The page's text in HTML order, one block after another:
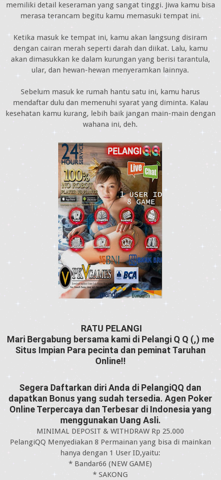
memiliki detail keseraman yang sangat tinggi. Jiwa kamu bisa
merasa terancam begitu kamu memasuki tempat ini.
Ketika masuk ke tempat ini, kamu akan langsung disiram
dengan cairan merah seperti darah dan diikat. Lalu, kamu
akan dimasukkan ke dalam kurungan yang berisi tarantula,
ular, dan hewan-hewan menyeramkan lainnya.
Sebelum masuk ke rumah hantu satu ini, kamu harus
mendaftar dulu dan memenuhi syarat yang diminta. Kalau
kesehatan kamu kurang, lebih baik jangan main-main dengan
wahana ini, deh.
♦ RATU PELANGI ♦
Mari Bergabung bersama kami di Pelangi Q Q (,) me
Situs Impian Para pecinta dan peminat Taruhan
Online!!
Segera Daftarkan diri Anda di PelangiQQ dan
dapatkan Bonus yang sudah tersedia. Agen Poker
Online Terpercaya dan Terbesar di Indonesia yang
menggunakan Uang Asli.
MINIMAL DEPOSIT & WITHDRAW Rp 25.000
PelangiQQ Menyediakan 8 Permainan yang bisa di mainkan
hanya dengan 1 User ID,yaitu:
* Bandar66 (NEW GAME)
* SAKONG